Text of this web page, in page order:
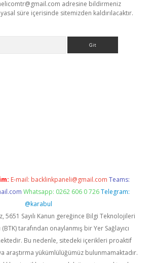
adresine bildirmeniz
süre içerisinde sitemizden kaldırılacaktır.
E-mail: backlinkpaneli@gmail.com Teams:
Whatsapp: 0262 606 0 726 Telegram:
@karabul
5651 Sayılı Kanun gereğince Bilgi Teknolojileri
tarafından onaylanmış bir Yer Sağlayıcı
Bu nedenle, sitedeki içerikleri proaktif
araştırma yükümlülüğümüz bulunmamaktadır.